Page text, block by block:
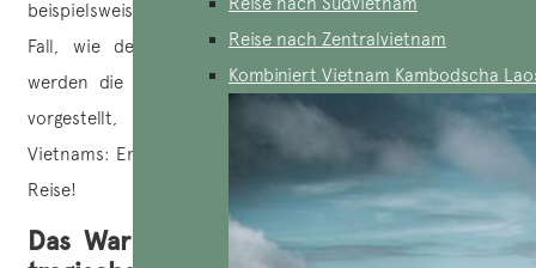
Reise nach Zentralvietnam
Kombiniert Vietnam Kambodscha
beispielsweise bei einigen Museen in Ho Chi Minh Stadt der
Fall, wie dem Kriegsgedenkmuseum. In diesem Artikel
werden die wichtigsten Museen von Ho-Chi-Minh-Stadt
vorgestellt, einer pulsierenden Großstadt im Süden
Vietnams: Entdecken Sie mehr darüber für Ihre zukünftige
Reise!
Das War Remnants Museum, eines der